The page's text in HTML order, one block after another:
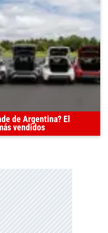
de Argentina? El
vendidos